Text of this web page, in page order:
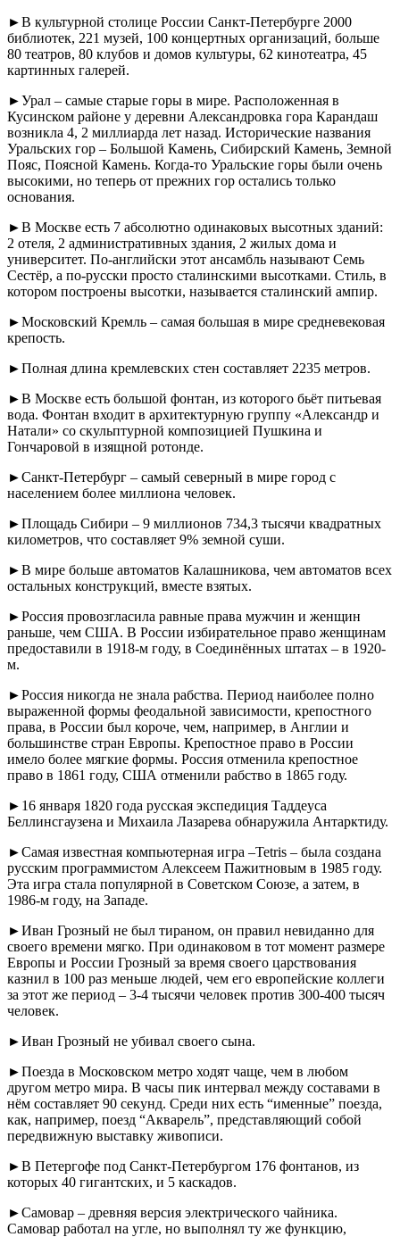
►В культурной столице России Санкт-Петербурге 2000
библиотек, 221 музей, 100 концертных организаций, больше
80 театров, 80 клубов и домов культуры, 62 кинотеатра, 45
картинных галерей.
►Урал – самые старые горы в мире. Расположенная в
Кусинском районе у деревни Александровка гора Карандаш
возникла 4, 2 миллиарда лет назад. Исторические названия
Уральских гор – Большой Камень, Сибирский Камень, Земной
Пояс, Поясной Камень. Когда-то Уральские горы были очень
высокими, но теперь от прежних гор остались только
основания.
►В Москве есть 7 абсолютно одинаковых высотных зданий:
2 отеля, 2 административных здания, 2 жилых дома и
университет. По-английски этот ансамбль называют Семь
Сестёр, а по-русски просто сталинскими высотками. Стиль, в
котором построены высотки, называется сталинский ампир.
►Московский Кремль – самая большая в мире средневековая
крепость.
►Полная длина кремлевских стен составляет 2235 метров.
►В Москве есть большой фонтан, из которого бьёт питьевая
вода. Фонтан входит в архитектурную группу «Александр и
Натали» со скульптурной композицией Пушкина и
Гончаровой в изящной ротонде.
►Санкт-Петербург – самый северный в мире город с
населением более миллиона человек.
►Площадь Сибири – 9 миллионов 734,3 тысячи квадратных
километров, что составляет 9% земной суши.
►В мире больше автоматов Калашникова, чем автоматов всех
остальных конструкций, вместе взятых.
►Россия провозгласила равные права мужчин и женщин
раньше, чем США. В России избирательное право женщинам
предоставили в 1918-м году, в Соединённых штатах – в 1920-
м.
►Россия никогда не знала рабства. Период наиболее полно
выраженной формы феодальной зависимости, крепостного
права, в России был короче, чем, например, в Англии и
большинстве стран Европы. Крепостное право в России
имело более мягкие формы. Россия отменила крепостное
право в 1861 году, США отменили рабство в 1865 году.
►16 января 1820 года русская экспедиция Таддеуса
Беллинсгаузена и Михаила Лазарева обнаружила Антарктиду.
►Самая известная компьютерная игра –Tetris – была создана
русским программистом Алексеем Пажитновым в 1985 году.
Эта игра стала популярной в Советском Союзе, а затем, в
1986-м году, на Западе.
►Иван Грозный не был тираном, он правил невиданно для
своего времени мягко. При одинаковом в тот момент размере
Европы и России Грозный за время своего царствования
казнил в 100 раз меньше людей, чем его европейские коллеги
за этот же период – 3-4 тысячи человек против 300-400 тысяч
человек.
►Иван Грозный не убивал своего сына.
►Поезда в Московском метро ходят чаще, чем в любом
другом метро мира. В часы пик интервал между составами в
нём составляет 90 секунд. Среди них есть “именные” поезда,
как, например, поезд “Акварель”, представляющий собой
передвижную выставку живописи.
►В Петергофе под Санкт-Петербургом 176 фонтанов, из
которых 40 гигантских, и 5 каскадов.
►Самовар – древняя версия электрического чайника.
Самовар работал на угле, но выполнял ту же функцию,